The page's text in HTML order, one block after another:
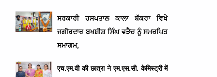
ਸਰਕਾਰੀ ਹਸਪਤਾਲ ਕਾਲਾ ਬੱਕਰਾ ਵਿਖੇ
ਜਗੀਰਦਾਰ ਬਖਸ਼ੀਸ਼ ਸਿੰਘ ਵੜੈਚ ਨੂੰ ਸਮਰਪਿਤ
ਸਮਾਗਮ,
एच.एम.वी की छात्रा ने एम.एस.सी. केमिस्ट्री में